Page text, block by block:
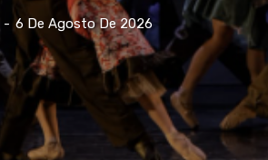
- 6 De Agosto De 2026